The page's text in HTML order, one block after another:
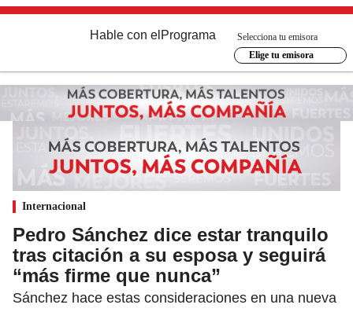
Hable con el Programa
Selecciona tu emisora
Elige tu emisora
Internacional
Pedro Sánchez dice estar tranquilo
tras citación a su esposa y seguirá
“más firme que nunca”
Sánchez hace estas consideraciones en una nueva